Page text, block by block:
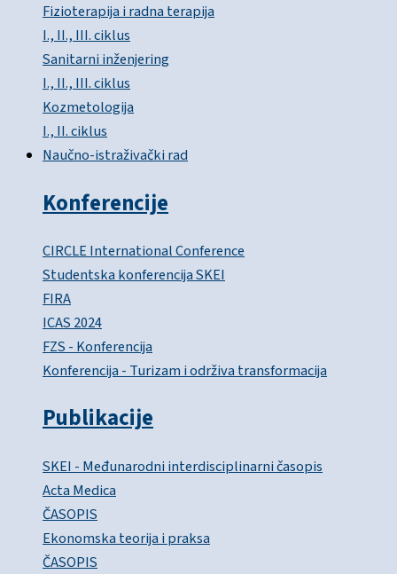
Fizioterapija i radna terapija
I., II., III. ciklus
Sanitarni inženjering
I., II., III. ciklus
Kozmetologija
I., II. ciklus
Naučno-istraživački rad
Konferencije
CIRCLE International Conference
Studentska konferencija SKEI
FIRA
ICAS 2024
FZS - Konferencija
Konferencija - Turizam i održiva transformacija
Publikacije
SKEI - Međunarodni interdisciplinarni časopis
Acta Medica
ČASOPIS
Ekonomska teorija i praksa
ČASOPIS